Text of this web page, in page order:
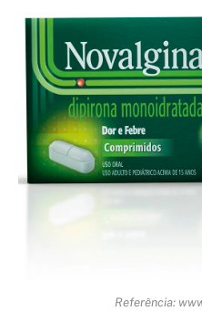
Referência: